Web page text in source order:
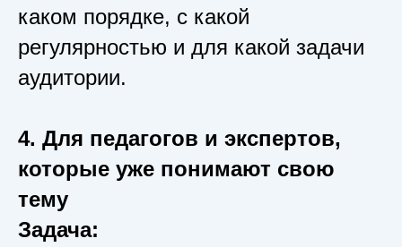
каком порядке, с какой
регулярностью и для какой задачи
аудитории.
4. Для педагогов и экспертов,
которые уже понимают свою
тему
Задача: